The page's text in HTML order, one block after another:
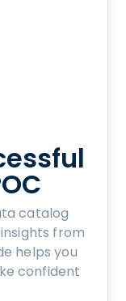
catalog
insights from
helps you
confident